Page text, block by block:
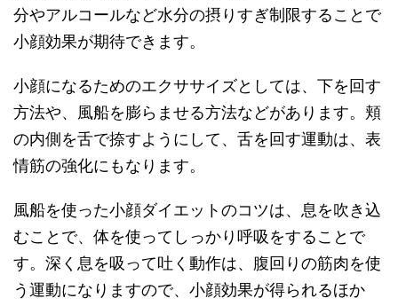
分やアルコールなど水分の摂りすぎ制限することで
小顔効果が期待できます。
小顔になるためのエクササイズとしては、下を回す
方法や、風船を膨らませる方法などがあります。頬
の内側を舌で捺すようにして、舌を回す運動は、表
情筋の強化にもなります。
風船を使った小顔ダイエットのコツは、息を吹き込
むことで、体を使ってしっかり呼吸をすることで
す。深く息を吸って吐く動作は、腹回りの筋肉を使
う運動になりますので、小顔効果が得られるほか